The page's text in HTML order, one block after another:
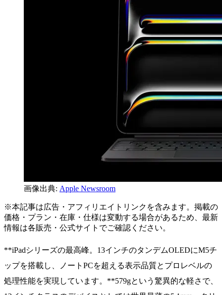
画像出典: Apple Newsroom
※本記事は広告・アフィリエイトリンクを含みます。掲載の
価格・プラン・在庫・仕様は変動する場合があるため、最新
情報は各販売・公式サイトでご確認ください。
**iPadシリーズの最高峰。13インチのタンデムOLEDにM5チ
ップを搭載し、ノートPCを超える表示品質とプロレベルの
処理性能を実現しています。**579gという驚異的な軽さで、